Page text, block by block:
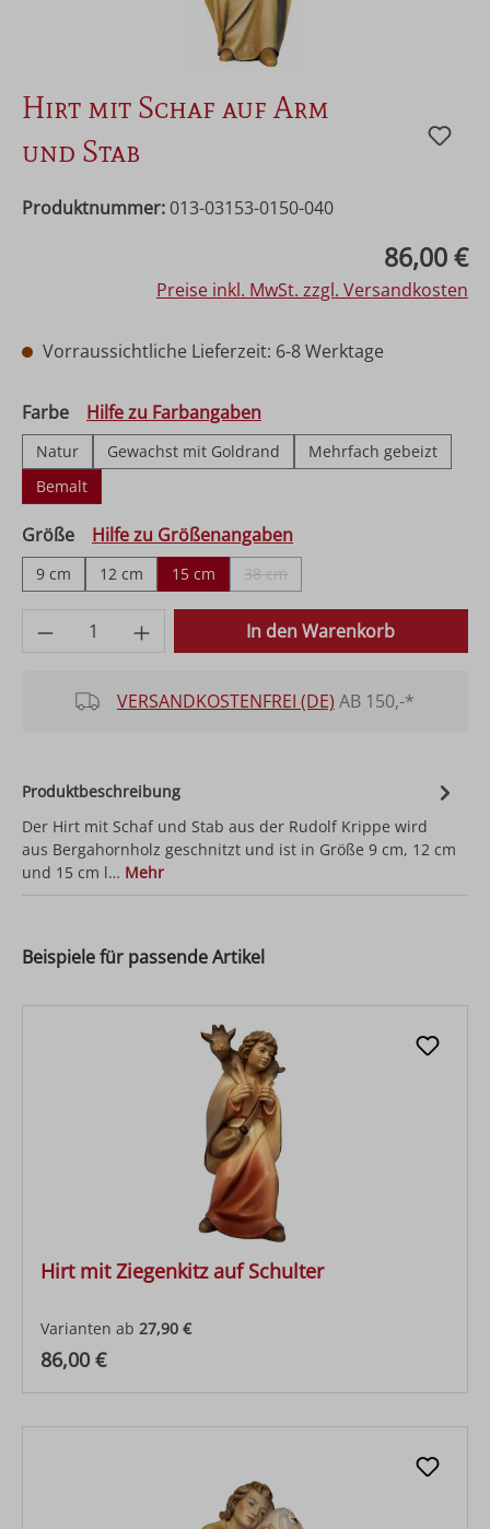
Hirt mit Schaf auf Arm
und Stab
Produktnummer: 013-03153-0150-040
86,00 €
Preise inkl. MwSt. zzgl. Versandkosten
Vorraussichtliche Lieferzeit: 6-8 Werktage
Farbeauswählen
Hilfe zu Farbangaben
Natur Gewachst mit Goldrand
Mehrfach gebeizt
Bemalt
Größeauswählen
Hilfe zu Größenangaben
9 cm 12 cm 15 cm 38 cm
(Diese Option ist zurzeit nicht
Produkt Anzahl: Gib den gewünschten
In den Warenkorb
VERSANDKOSTENFREI (DE) AB 150,-*
Produktbeschreibung
Der Hirt mit Schaf und Stab aus der Rudolf Krippe wird
aus Bergahornholz geschnitzt und ist in Größe 9 cm, 12 cm
und 15 cm l… Mehr
Beispiele für passende Artikel
Hirt mit Ziegenkitz auf Schulter
Varianten ab 27,90 €
Regulärer Preis:
86,00 €